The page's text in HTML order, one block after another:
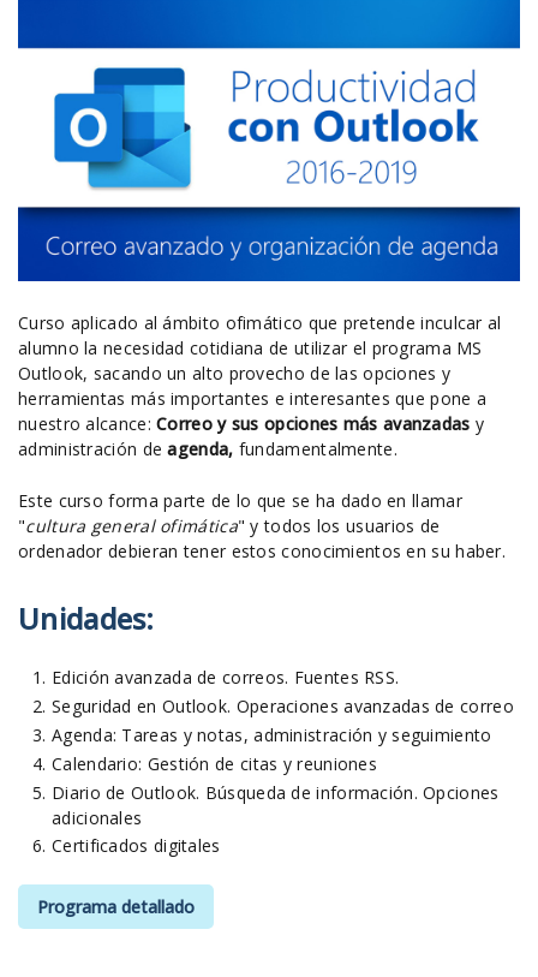
Curso aplicado al ámbito ofimático que pretende inculcar al
alumno la necesidad cotidiana de utilizar el programa MS
Outlook, sacando un alto provecho de las opciones y
herramientas más importantes e interesantes que pone a
nuestro alcance:Correo y sus opciones más avanzadas y
administración deagenda, fundamentalmente.
Este curso forma parte de lo que se ha dado en llamar
"cultura general ofimática" y todos los usuarios de
ordenador debieran tener estos conocimientos en su haber.
Unidades:
Edición avanzada de correos. Fuentes RSS.
Seguridad en Outlook. Operaciones avanzadas de correo
Agenda: Tareas y notas, administración y seguimiento
Calendario: Gestión de citas y reuniones
Diario de Outlook. Búsqueda de información. Opciones
adicionales
Certificados digitales
Programa detallado